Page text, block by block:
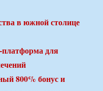
в южной столице
для
800% бонус и